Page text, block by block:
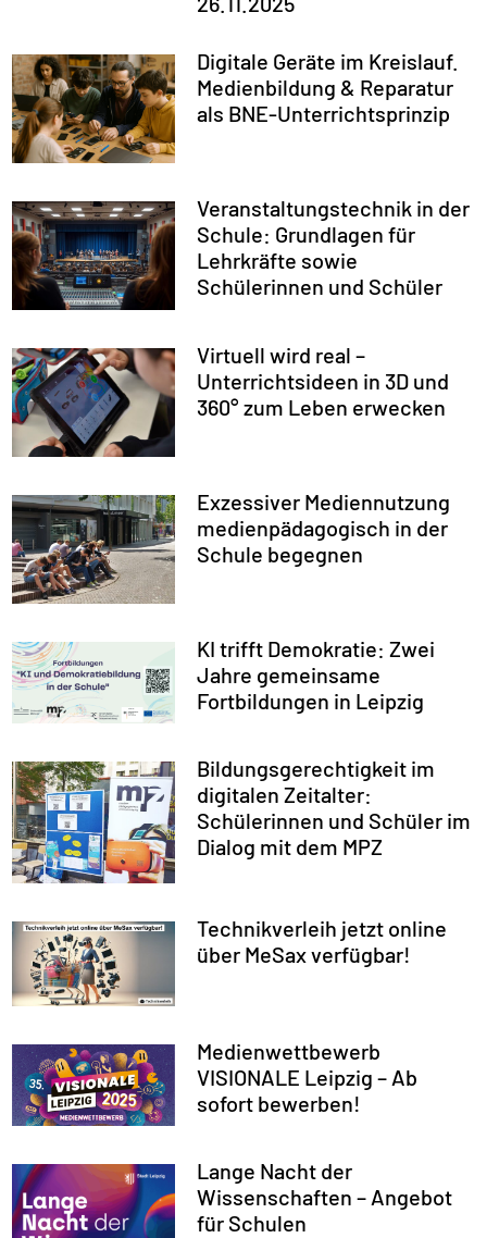
Digitale Geräte im Kreislauf.
Medienbildung & Reparatur
als BNE-Unterrichtsprinzip
Veranstaltungstechnik in der
Schule: Grundlagen für
Lehrkräfte sowie
Schülerinnen und Schüler
Virtuell wird real –
Unterrichtsideen in 3D und
360° zum Leben erwecken
Exzessiver Mediennutzung
medienpädagogisch in der
Schule begegnen
KI trifft Demokratie: Zwei
Jahre gemeinsame
Fortbildungen in Leipzig
Bildungsgerechtigkeit im
digitalen Zeitalter:
Schülerinnen und Schüler im
Dialog mit dem MPZ
Technikverleih jetzt online
über MeSax verfügbar!
Medienwettbewerb
VISIONALE Leipzig – Ab
sofort bewerben!
Lange Nacht der
Wissenschaften – Angebot
für Schulen